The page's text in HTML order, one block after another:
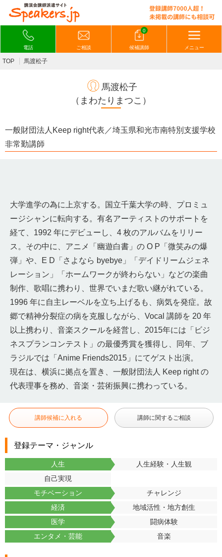
電話 ご相談
0
候補講師 メニュー
TOP 馬渡松子
馬渡松子
（まわたりまつこ）
一般財団法人Keep right代表／埼玉県和光市南特別支援学校
非常勤講師
⼤学進学の為に上京する。国⽴千葉⼤学の時、プロミュ
ージシャンに転向する。有名アーティストのサポートを
経て、1992 年にデビューし、4 枚のアルバムをリリー
ス。その中に、アニメ「幽遊⽩書」の O P「微笑みの爆
弾」や、E D「さよなら byebye」「デイドリームジェネ
レーション」「ホームワークが終わらない」などの楽曲
制作、歌唱に携わり、世界でいまだ歌い継がれている。
1996 年に⾃主レーベルを⽴ち上げるも、病気を発症。故
郷で精神分裂症の病を克服しながら、Vocal 講師を 20 年
以上携わり、⾳楽スクールを経営し、2015年には「ビジ
ネスプランコンテスト」の最優秀賞を獲得し、同年、ブ
ラジルでは「Anime Friends2015」にてゲスト出演。
現在は、横浜に拠点を置き、⼀般財団法⼈ Keep right の
代表理事を務め、⾳楽・芸術振興に携わっている。
講師候補に入れる 講師に関するご相談
登録テーマ・ジャンル
人生
人生経験・人生観
自己実現
モチベーション
チャレンジ
経済
地域活性・地方創生
医学
闘病体験
エンタメ・芸能
音楽